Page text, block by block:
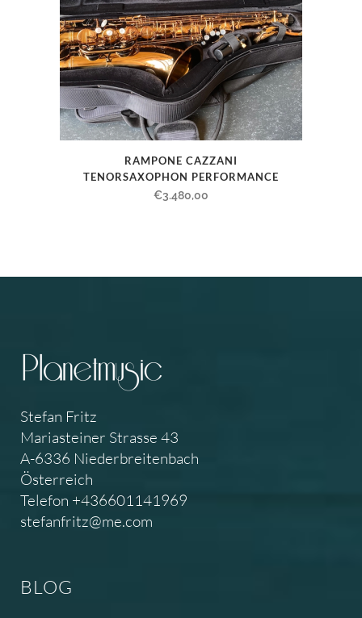
RAMPONE CAZZANI
TENORSAXOPHON PERFORMANCE
€3.480,00
Stefan Fritz
Mariasteiner Strasse 43
A-6336 Niederbreitenbach
Österreich
Telefon +436601141969
stefanfritz@me.com
BLOG